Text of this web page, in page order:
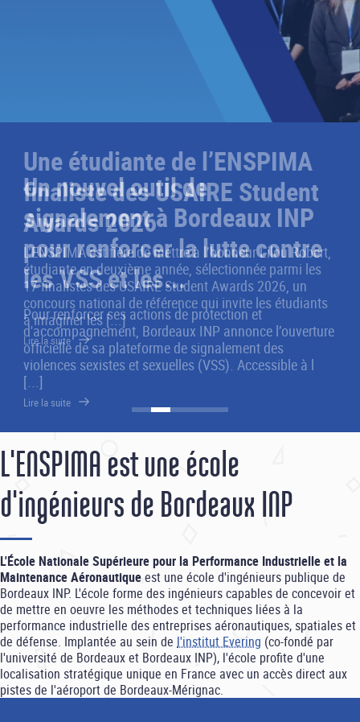
Un nouvel outil de
signalement à Bordeaux INP
pour renforcer la lutte contre
les VSS et les...
Pour renforcer ses actions de protection et
d'accompagnement, Bordeaux INP annonce l’ouverture
officielle de sa plateforme de signalement des
violences sexistes et sexuelles (VSS). Accessible à l
[...]
Lire la suite
L'ENSPIMA est une école
d'ingénieurs de Bordeaux INP
L'École Nationale Supérieure pour la Performance Industrielle et la
Maintenance Aéronautiqueest une école d'ingénieurs publique de
Bordeaux INP. L'école forme des ingénieurs capables de concevoir et
de mettre en oeuvre les méthodes et techniques liées à la
performance industrielle des entreprises aéronautiques, spatiales et
de défense. Implantée au sein de l'institut Evering (co-fondé par
l'université de Bordeaux et Bordeaux INP), l'école profite d'une
localisation stratégique unique en France avec un accès direct aux
pistes de l'aéroport de Bordeaux-Mérignac.